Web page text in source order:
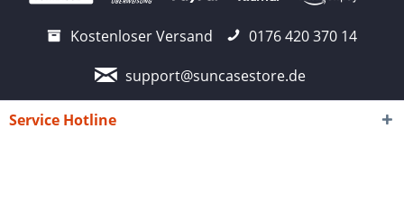
Kostenloser Versand
0176 420 370 14
support@suncasestore.de
Service Hotline